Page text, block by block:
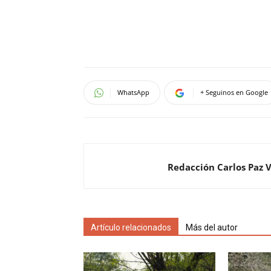
WhatsApp + Seguinos en Google
Redacción Carlos Paz
Artículo relacionados Más del autor